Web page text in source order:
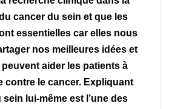
cancer du sein et que les
essentielles car elles nous
nos meilleures idées et
aider les patients à
contre le cancer. Expliquant
lui-même est l’une des